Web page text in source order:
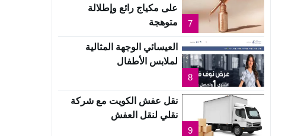
7
على مكياج رائع وإطلالة
متوهجة
8
العيسائي الوجهة المثالية
لملابس الأطفال
9
نقل عفش الكويت مع شركة
نقلي لنقل العفش